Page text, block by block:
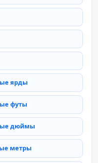
ярды
футы
дюймы
метры